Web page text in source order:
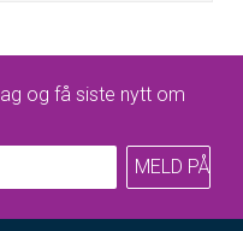
og få siste nytt om